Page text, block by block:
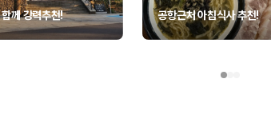
께 강력추천! 공항근처 아침식사 추천!